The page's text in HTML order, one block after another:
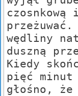
czosnkową
wędliny
duszną
Kiedy
pięć minut
głośno, że